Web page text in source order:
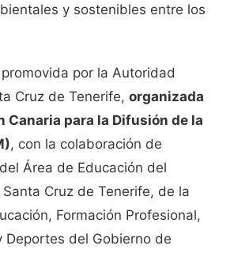
y sostenibles entre los
por la Autoridad
Cruz de Tenerife, organizada
Canaria para la Difusión de la
, con la colaboración de
Área de Educación del
Cruz de Tenerife, de la
Formación Profesional,
Deportes del Gobierno de